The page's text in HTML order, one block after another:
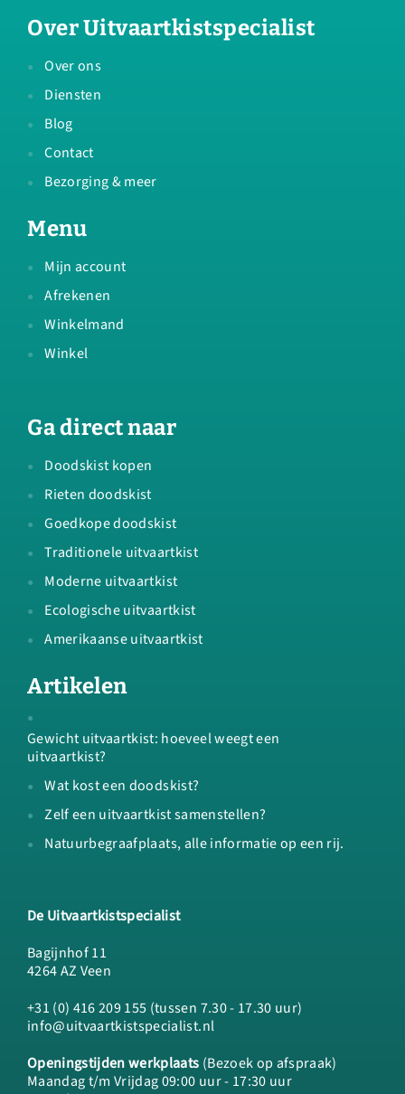
Over Uitvaartkistspecialist
Over ons
Diensten
Blog
Contact
Bezorging & meer
Menu
Mijn account
Afrekenen
Winkelmand
Winkel
Ga direct naar
Doodskist kopen
Rieten doodskist
Goedkope doodskist
Traditionele uitvaartkist
Moderne uitvaartkist
Ecologische uitvaartkist
Amerikaanse uitvaartkist
Artikelen
Gewicht uitvaartkist: hoeveel weegt een
uitvaartkist?
Wat kost een doodskist?
Zelf een uitvaartkist samenstellen?
Natuurbegraafplaats, alle informatie op een rij.
De Uitvaartkistspecialist
Bagijnhof 11
4264 AZ Veen
+31 (0) 416 209 155 (tussen 7.30 - 17.30 uur)
info@uitvaartkistspecialist.nl
Openingstijden werkplaats (Bezoek op afspraak)
Maandag t/m Vrijdag 09:00 uur - 17:30 uur